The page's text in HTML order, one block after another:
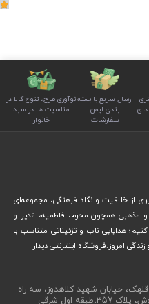
ارسال سریع با بسته
بندی ایمن
سفارشات
نوآوری طرح، تنوع کالا در
مناسبت ها در سبد
خانوار
از خلاقیت و نگاه فرهنگی، مجموعه‌ای
مذهبی همچون محرم، فاطمیه، غدیر و
هدایایی ناب و تزئیناتی متناسب با
امروز.فروشگاه اینترنتی دیدار
قلهک، خیابان شهید کلاهدوز، سه راه
اول شرقی